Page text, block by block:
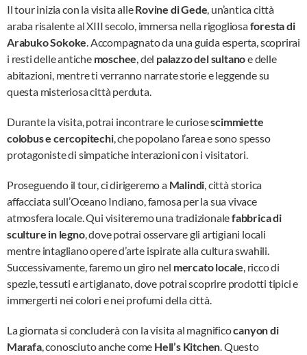
Il tour inizia con la visita alleRovine di Gede, un’antica città
araba risalente al XIII secolo, immersa nella rigogliosaforesta di
Arabuko Sokoke. Accompagnato da una guida esperta, scoprirai
i resti delle antiche moschee, del palazzo del sultanoe delle
abitazioni, mentre ti verranno narrate storie e leggende su
questa misteriosa città perduta.
Durante la visita, potrai incontrare le curiosescimmiette
colobus e cercopitechi, che popolano l’area e sono spesso
protagoniste di simpatiche interazioni con i visitatori.
Proseguendo il tour, ci dirigeremo a Malindi, città storica
affacciata sull’Oceano Indiano, famosa per la sua vivace
atmosfera locale. Qui visiteremo una tradizionalefabbrica di
sculture in legno, dove potrai osservare gli artigiani locali
mentre intagliano opere d’arte ispirate alla cultura swahili.
Successivamente, faremo un giro nel mercato locale, ricco di
spezie, tessuti e artigianato, dove potrai scoprire prodotti tipici e
immergerti nei colori e nei profumi della città.
La giornata si concluderà con la visita al magnificocanyon di
Marafa, conosciuto anche come Hell’s Kitchen. Questo